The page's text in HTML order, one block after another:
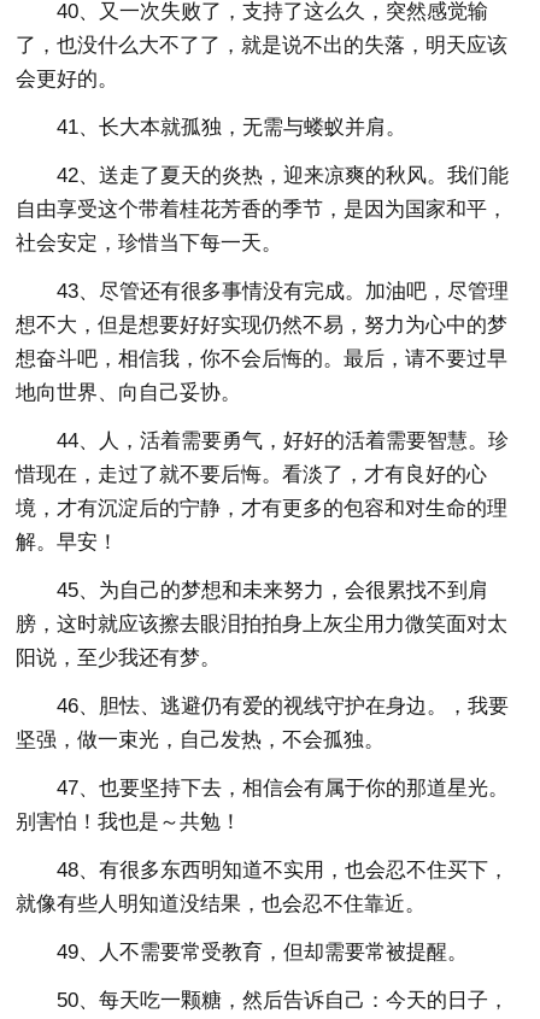
40、又一次失败了，支持了这么久，突然感觉输
了，也没什么大不了了，就是说不出的失落，明天应该
会更好的。
41、长大本就孤独，无需与蝼蚁并肩。
42、送走了夏天的炎热，迎来凉爽的秋风。我们能
自由享受这个带着桂花芳香的季节，是因为国家和平，
社会安定，珍惜当下每一天。
43、尽管还有很多事情没有完成。加油吧，尽管理
想不大，但是想要好好实现仍然不易，努力为心中的梦
想奋斗吧，相信我，你不会后悔的。最后，请不要过早
地向世界、向自己妥协。
44、人，活着需要勇气，好好的活着需要智慧。珍
惜现在，走过了就不要后悔。看淡了，才有良好的心
境，才有沉淀后的宁静，才有更多的包容和对生命的理
解。早安！
45、为自己的梦想和未来努力，会很累找不到肩
膀，这时就应该擦去眼泪拍拍身上灰尘用力微笑面对太
阳说，至少我还有梦。
46、胆怯、逃避仍有爱的视线守护在身边。，我要
坚强，做一束光，自己发热，不会孤独。
47、也要坚持下去，相信会有属于你的那道星光。
别害怕！我也是～共勉！
48、有很多东西明知道不实用，也会忍不住买下，
就像有些人明知道没结果，也会忍不住靠近。
49、人不需要常受教育，但却需要常被提醒。
50、每天吃一颗糖，然后告诉自己：今天的日子，